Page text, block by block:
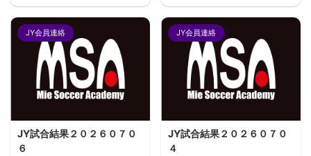
閲覧にはユーザー名とパ
スワードにてログインが
必要となります。既存ユ
ーザのログインユーザー
名またはメールアドレス
パスワード ログイン状態
閲覧にはユーザー名とパ
スワードにてログインが
必要となります。既存ユ
ーザのログインユーザー
名またはメールアドレス
パスワード ログイン状態
JY会員連絡
JY試合結果２０２６０７０
６
JY会員連絡
JY試合結果２０２６０７０
４